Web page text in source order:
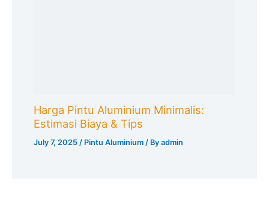
Pintu Aluminium: Panduan Lengkap & Terbaru 2026
SEO Konten Pemula: Rahasia Traffic Organik Meledak dalam
30 Hari! - kangasep.comonKursus Seo Untuk Pemula